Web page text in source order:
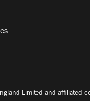
Limited and affiliated